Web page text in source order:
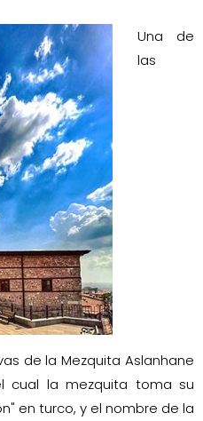
Una de
las
de la Mezquita Aslanhane
cual la mezquita toma su
en turco, y el nombre de la